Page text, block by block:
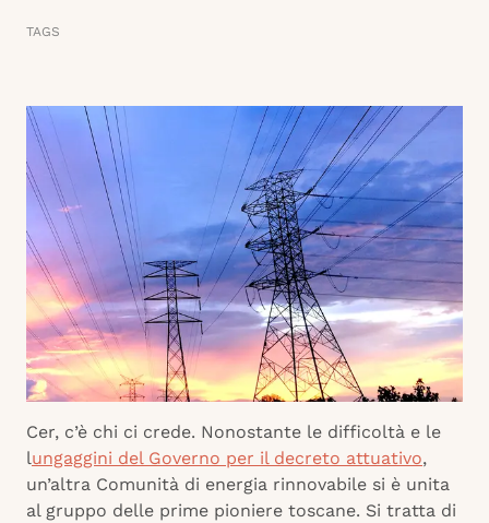
TAGS
Cer, c’è chi ci crede. Nonostante le difficoltà e le
lungaggini del Governo per il decreto attuativo,
un’altra Comunità di energia rinnovabile si è unita
al gruppo delle prime pioniere toscane. Si tratta di